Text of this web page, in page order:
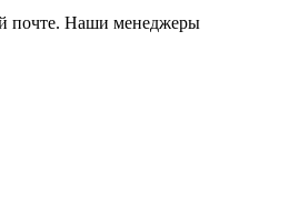
почте. Наши менеджеры